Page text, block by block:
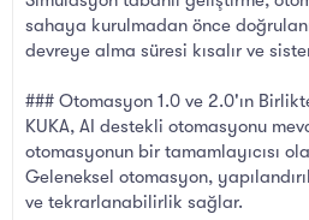
sahaya kurulmadan önce
devreye alma süresi kısalır ve
### Otomasyon 1.0 ve 2.0'ın
KUKA, AI destekli otomasyonu
otomasyonun bir tamamlayıcısı
Geleneksel otomasyon,
ve tekrarlanabilirlik sağlar.